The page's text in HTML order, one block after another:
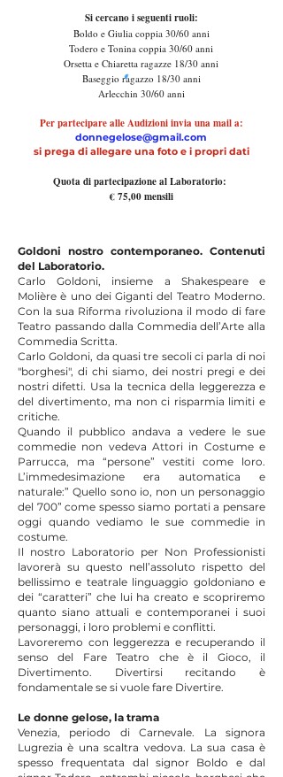
Si cercano i seguenti ruoli:
Boldo e Giulia coppia 30/60 anni
Todero e Tonina coppia 30/60 anni
Orsetta e Chiaretta ragazze 18/30 anni
Baseggio ragazzo 18/30 anni
Arlecchin 30/60 anni
Per partecipare alle Audizioni invia una mail a:
donnegelose@gmail.com
si prega di allegare una foto e i propri dati
Quota di partecipazione al Laboratorio:
€ 75,00 mensili
Goldoni nostro contemporaneo. Contenuti
del Laboratorio.
Carlo Goldoni, insieme a Shakespeare e
Molière è uno dei Giganti del Teatro Moderno.
Con la sua Riforma rivoluziona il modo di fare
Teatro passando dalla Commedia dell’Arte alla
Commedia Scritta.
Carlo Goldoni, da quasi tre secoli ci parla di noi
"borghesi", di chi siamo, dei nostri pregi e dei
nostri difetti. Usa la tecnica della leggerezza e
del divertimento, ma non ci risparmia limiti e
critiche.
Quando il pubblico andava a vedere le sue
commedie non vedeva Attori in Costume e
Parrucca, ma “persone” vestiti come loro.
L’immedesimazione era automatica e
naturale:” Quello sono io, non un personaggio
del 700” come spesso siamo portati a pensare
oggi quando vediamo le sue commedie in
costume.
Il nostro Laboratorio per Non Professionisti
lavorerà su questo nell’assoluto rispetto del
bellissimo e teatrale linguaggio goldoniano e
dei “caratteri” che lui ha creato e scopriremo
quanto siano attuali e contemporanei i suoi
personaggi, i loro problemi e conflitti.
Lavoreremo con leggerezza e recuperando il
senso del Fare Teatro che è il Gioco, il
Divertimento. Divertirsi recitando è
fondamentale se si vuole fare Divertire.
Le donne gelose, la trama
Venezia, periodo di Carnevale. La signora
Lugrezia è una scaltra vedova. La sua casa è
spesso frequentata dal signor Boldo e dal